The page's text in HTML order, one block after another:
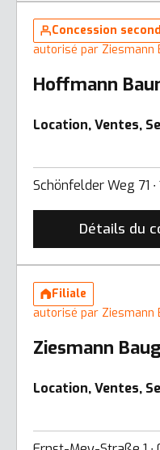
Concession
autorisé par Ziesmann
Hoffmann
Location, Ventes,
Schönfelder Weg 71 ∙
Détails du
Filiale
autorisé par Ziesmann
Ziesmann
Location, Ventes,